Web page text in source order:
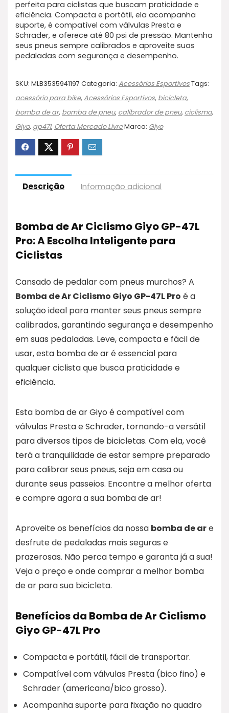
perfeita para ciclistas que buscam praticidade e
eficiência. Compacta e portátil, ela acompanha
suporte, é compatível com válvulas Presta e
Schrader, e oferece até 80 psi de pressão. Mantenha
seus pneus sempre calibrados e aproveite suas
pedaladas com segurança e desempenho.
SKU: MLB3535941197 Categoria: Acessórios EsportivosTags:
acessório para bike, Acessórios Esportivos, bicicleta,
bomba de ar, bomba de pneu, calibrador de pneu, ciclismo,
Giyo, gp47l, Oferta Mercado LivreMarca: Giyo
Descrição Informação adicional
Bomba de Ar Ciclismo Giyo GP-47L
Pro: A Escolha Inteligente para
Ciclistas
Cansado de pedalar com pneus murchos? A
Bomba de Ar Ciclismo Giyo GP-47L Pro é a
solução ideal para manter seus pneus sempre
calibrados, garantindo segurança e desempenho
em suas pedaladas. Leve, compacta e fácil de
usar, esta bomba de ar é essencial para
qualquer ciclista que busca praticidade e
eficiência.
Esta bomba de ar Giyo é compatível com
válvulas Presta e Schrader, tornando-a versátil
para diversos tipos de bicicletas. Com ela, você
terá a tranquilidade de estar sempre preparado
para calibrar seus pneus, seja em casa ou
durante seus passeios. Encontre a melhor oferta
e compre agora a sua bomba de ar!
Aproveite os benefícios da nossa bomba de are
desfrute de pedaladas mais seguras e
prazerosas. Não perca tempo e garanta já a sua!
Veja o preço e onde comprar a melhor bomba
de ar para sua bicicleta.
Benefícios da Bomba de Ar Ciclismo
Giyo GP-47L Pro
Compacta e portátil, fácil de transportar.
Compatível com válvulas Presta (bico fino) e
Schrader (americana/bico grosso).
Acompanha suporte para fixação no quadro